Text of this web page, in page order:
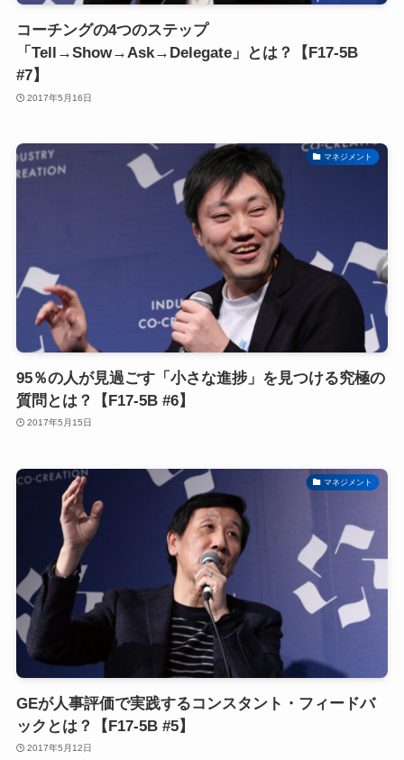
コーチングの4つのステップ
「Tell→Show→Ask→Delegate」とは？【F17-5B
#7】
2017年5月16日
マネジメント
95％の人が見過ごす「小さな進捗」を見つける究極の
質問とは？【F17-5B #6】
2017年5月15日
マネジメント
GEが人事評価で実践するコンスタント・フィードバ
ックとは？【F17-5B #5】
2017年5月12日